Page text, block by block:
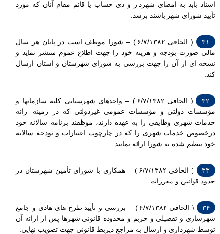
اسناد باید به امضای شهردار و ذی حساب یا قائم مقام آنان که مورد
تأیید شورای شهر باشند برسد.
( الحاقی ۶/۷/۱۳۸۲ ) – شورا موظف است در پایان هر سال
مالی صورت بودجه و هزینه خود را جهت اطلاع عموم منتشر نماید و
نسخه ای از آن را جهت بررسی به شورای شهرستان و استان ارسال
کند.
( الحاقی ۶/۷/۱۳۸۲ ) – واحدهای شهرستانی کلیه سازمانها و
مؤسسات دولتی و مؤسسات عمومی غیردولتی که در زمینه ارائه
خدمات شهری وظایفی را به عهده دارند، موظفند برنامه سالانه خود
درخصوص خدمات شهری را که در چارچوب اعتبارات و بودجه سالانه
خود تنظیم شده به شورا ارائه نمایند.
( الحاقی ۶/۷/۱۳۸۲ ) – همکاری با شورای تأمین شهرستان در
حدود قوانین و مقررات.
( الحاقی ۶/۷/۱۳۸۲ ) – بررسی و تأیید طرح های هادی و جامع
شهرسازی و تفصیلی و حریم و محدوده قانونی شهرها پس از ارائه آن
توسط شهرداری و ارسال به مراجع ذیربط قانونی جهت تصویب نهایی.